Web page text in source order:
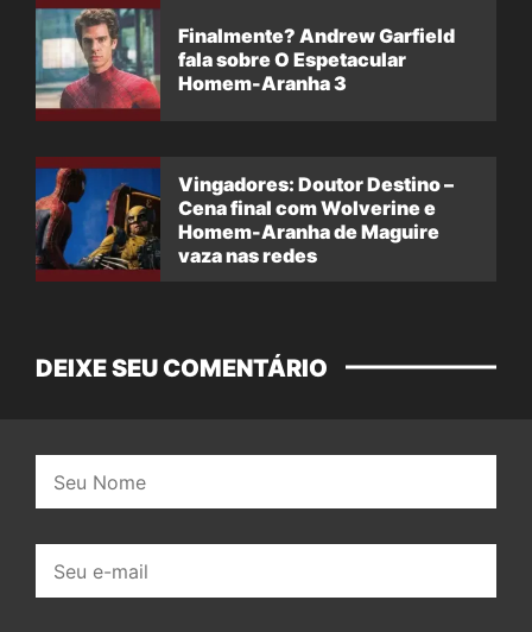
Finalmente? Andrew Garfield
fala sobre O Espetacular
Homem-Aranha 3
Vingadores: Doutor Destino –
Cena final com Wolverine e
Homem-Aranha de Maguire
vaza nas redes
DEIXE SEU COMENTÁRIO
mail: